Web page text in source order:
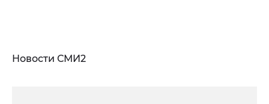
Новости СМИ2